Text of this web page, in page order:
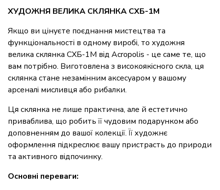
ХУДОЖНЯ ВЕЛИКА СКЛЯНКА СХБ-1М
Якщо ви цінуєте поєднання мистецтва та
функціональності в одному виробі, то художня
велика склянка СХБ-1М від Acropolis - це саме те, що
вам потрібно. Виготовлена з високоякісного скла, ця
склянка стане незамінним аксесуаром у вашому
арсеналі мисливця або рибалки.
Ця склянка не лише практична, але й естетично
приваблива, що робить її чудовим подарунком або
доповненням до вашої колекції. Її художнє
оформлення підкреслює вашу пристрасть до природи
та активного відпочинку.
Основні переваги: